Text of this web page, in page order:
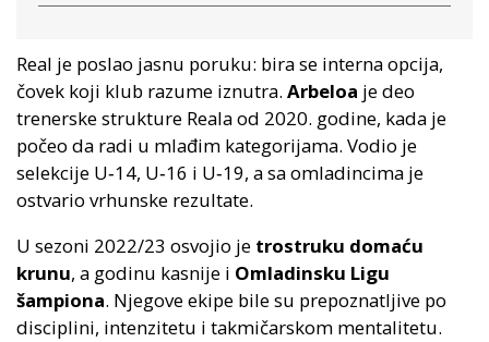
Real je poslao jasnu poruku: bira se interna opcija,
čovek koji klub razume iznutra. Arbeloa je deo
trenerske strukture Reala od 2020. godine, kada je
počeo da radi u mlađim kategorijama. Vodio je
selekcije U‑14, U‑16 i U‑19, a sa omladincima je
ostvario vrhunske rezultate.
U sezoni 2022/23 osvojio je trostruku domaću
krunu, a godinu kasnije i Omladinsku Ligu
šampiona. Njegove ekipe bile su prepoznatljive po
disciplini, intenzitetu i takmičarskom mentalitetu.